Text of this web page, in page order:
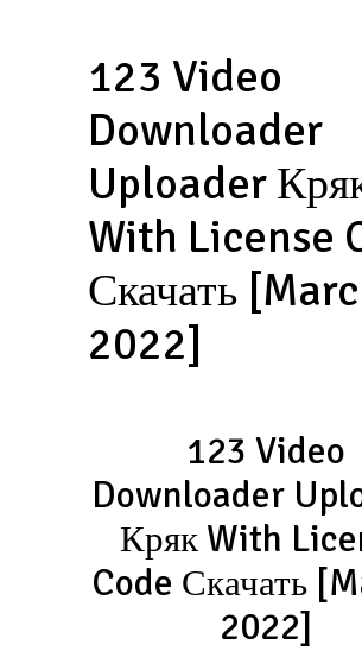
123 Video
Downloader
Uploader
With License
Скачать
2022]
123 Video
Downloader
Кряк With
Code Скачать
2022]